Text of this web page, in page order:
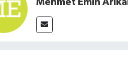
Mehmet Emin